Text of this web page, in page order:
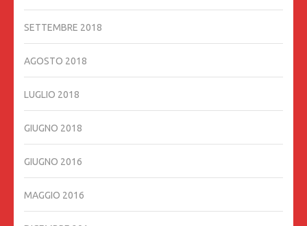
SETTEMBRE 2018
AGOSTO 2018
LUGLIO 2018
GIUGNO 2018
GIUGNO 2016
MAGGIO 2016